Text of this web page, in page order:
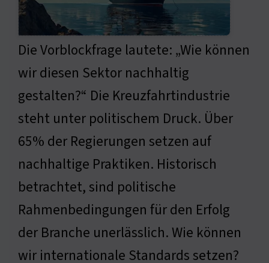
Die Vorblockfrage lautete: „Wie können
wir diesen Sektor nachhaltig
gestalten?“ Die Kreuzfahrtindustrie
steht unter politischem Druck. Über
65% der Regierungen setzen auf
nachhaltige Praktiken. Historisch
betrachtet, sind politische
Rahmenbedingungen für den Erfolg
der Branche unerlässlich. Wie können
wir internationale Standards setzen?